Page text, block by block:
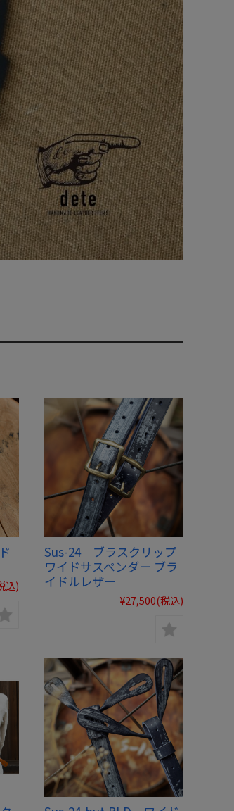
込)
Sus-24 ブラスクリップ
ワイドサスペンダー ブラ
イドルレザー
¥27,500(税込)